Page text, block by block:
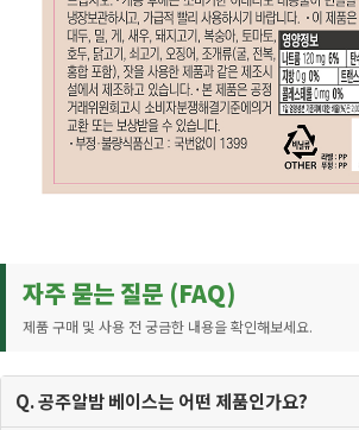
자주 묻는 질문 (FAQ)
제품 구매 및 사용 전 궁금한 내용을 확인해보세요.
Q. 공주알밤 베이스는 어떤 제품인가요?